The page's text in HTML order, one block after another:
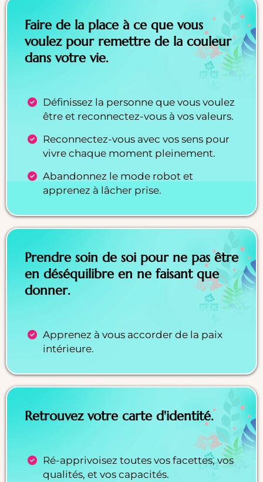
Faire de la place à ce que vous
voulez pour remettre de la couleur
dans votre vie.
Définissez la personne que vous voulez
être et reconnectez-vous à vos valeurs.
Reconnectez-vous avec vos sens pour
vivre chaque moment pleinement.
Abandonnez le mode robot et
apprenez à lâcher prise.
Prendre soin de soi pour ne pas être
en déséquilibre en ne faisant que
donner.
Apprenez à vous accorder de la paix
intérieure.
Retrouvez votre carte d'identité.
Ré-apprivoisez toutes vos facettes, vos
qualités, et vos capacités.